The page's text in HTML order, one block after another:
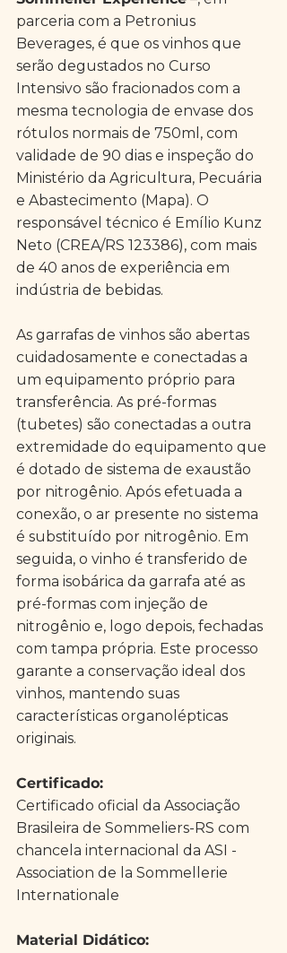
parceria com a Petronius
Beverages, é que os vinhos que
serão degustados no Curso
Intensivo são fracionados com a
mesma tecnologia de envase dos
rótulos normais de 750ml, com
validade de 90 dias e inspeção do
Ministério da Agricultura, Pecuária
e Abastecimento (Mapa). O
responsável técnico é Emílio Kunz
Neto (CREA/RS 123386), com mais
de 40 anos de experiência em
indústria de bebidas.
As garrafas de vinhos são abertas
cuidadosamente e conectadas a
um equipamento próprio para
transferência. As pré-formas
(tubetes) são conectadas a outra
extremidade do equipamento que
é dotado de sistema de exaustão
por nitrogênio. Após efetuada a
conexão, o ar presente no sistema
é substituído por nitrogênio. Em
seguida, o vinho é transferido de
forma isobárica da garrafa até as
pré-formas com injeção de
nitrogênio e, logo depois, fechadas
com tampa própria. Este processo
garante a conservação ideal dos
vinhos, mantendo suas
características organolépticas
originais.
Certificado:
Certificado oficial da Associação
Brasileira de Sommeliers-RS com
chancela internacional da ASI -
Association de la Sommellerie
Internationale
Material Didático: